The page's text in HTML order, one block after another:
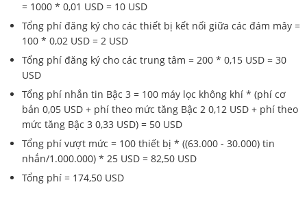
= 1000 * 0,01 USD = 10 USD
Tổng phí đăng ký cho các thiết bị kết nối giữa các đám mây =
100 * 0,02 USD = 2 USD
Tổng phí đăng ký cho các trung tâm = 200 * 0,15 USD = 30
USD
Tổng phí nhắn tin Bậc 3 = 100 máy lọc không khí * (phí cơ
bản 0,05 USD + phí theo mức tăng Bậc 2 0,12 USD + phí theo
mức tăng Bậc 3 0,33 USD) = 50 USD
Tổng phí vượt mức = 100 thiết bị * ((63.000 - 30.000) tin
nhắn/1.000.000) * 25 USD = 82,50 USD
Tổng phí = 174,50 USD